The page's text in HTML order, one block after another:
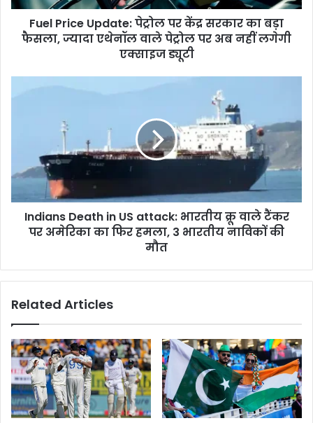
बड़ा
फैसला,
ज्यादा
ड्यूटी
Fuel Price Update: पेट्रोल पर केंद्र सरकार का बड़ा
फैसला, ज्यादा एथेनॉल वाले पेट्रोल पर अब नहीं लगेगी
एक्साइज ड्यूटी
क्रू
टैंकर
अमेरिका
हमला,
भारतीय
मौत
Indians Death in US attack: भारतीय क्रू वाले टैंकर
पर अमेरिका का फिर हमला, 3 भारतीय नाविकों की
मौत
Related Articles